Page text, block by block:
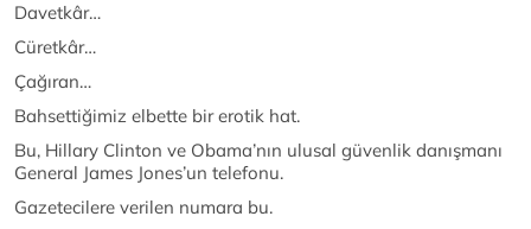
Davetkâr…
Cüretkâr…
Çağıran…
Bahsettiğimiz elbette bir erotik hat.
Bu, Hillary Clinton ve Obama’nın ulusal güvenlik danışmanı
General James Jones’un telefonu.
Gazetecilere verilen numara bu.